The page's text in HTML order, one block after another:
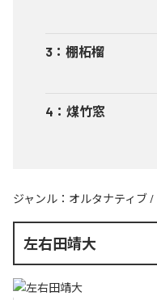
3 ： 棚柘榴
4 ： 煤竹窓
ジャンル： オルタナティブ /
左右田靖大